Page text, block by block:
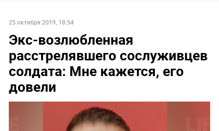
25 октября 2019, 18:54
Экс-возлюбленная
расстрелявшего сослуживцев
солдата: Мне кажется, его
довели